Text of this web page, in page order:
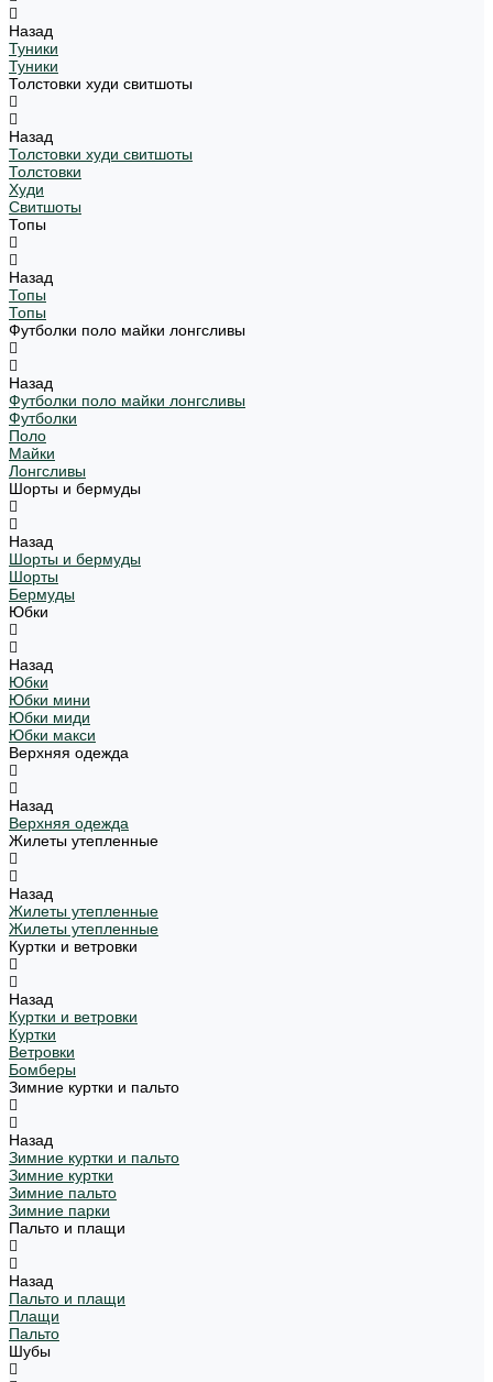
Назад
Туники
Туники
Толстовки худи свитшоты
Назад
Толстовки худи свитшоты
Толстовки
Худи
Свитшоты
Топы
Назад
Топы
Топы
Футболки поло майки лонгсливы
Назад
Футболки поло майки лонгсливы
Футболки
Поло
Майки
Лонгсливы
Шорты и бермуды
Назад
Шорты и бермуды
Шорты
Бермуды
Юбки
Назад
Юбки
Юбки мини
Юбки миди
Юбки макси
Верхняя одежда
Назад
Верхняя одежда
Жилеты утепленные
Назад
Жилеты утепленные
Жилеты утепленные
Куртки и ветровки
Назад
Куртки и ветровки
Куртки
Ветровки
Бомберы
Зимние куртки и пальто
Назад
Зимние куртки и пальто
Зимние куртки
Зимние пальто
Зимние парки
Пальто и плащи
Назад
Пальто и плащи
Плащи
Пальто
Шубы